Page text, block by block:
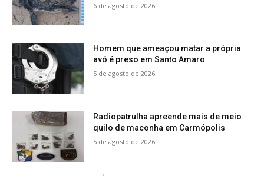
6 de agosto de 2026
Homem que ameaçou matar a própria
avó é preso em Santo Amaro
5 de agosto de 2026
Radiopatrulha apreende mais de meio
quilo de maconha em Carmópolis
5 de agosto de 2026